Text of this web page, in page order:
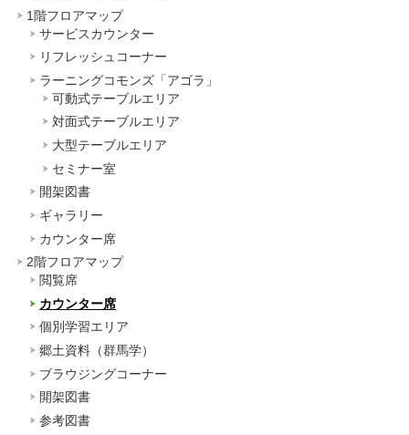
1階フロアマップ
サービスカウンター
リフレッシュコーナー
ラーニングコモンズ「アゴラ」
可動式テーブルエリア
対面式テーブルエリア
大型テーブルエリア
セミナー室
開架図書
ギャラリー
カウンター席
2階フロアマップ
閲覧席
カウンター席
個別学習エリア
郷土資料（群馬学）
ブラウジングコーナー
開架図書
参考図書